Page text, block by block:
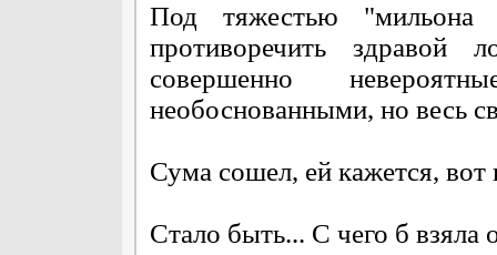
Под тяжестью "мильона
противоречить здравой
совершенно
необоснованными, но весь
Сума сошел, ей кажется,
Стало быть... С чего б взяла